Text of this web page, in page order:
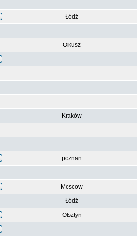
Łódź
Olkusz
Kraków
poznan
Moscow
Łódź
Olsztyn